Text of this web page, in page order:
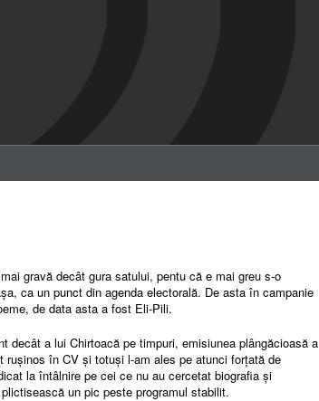
gravă decât gura satului, pentu că e mai greu s-o
ca un punct din agenda electorală. De asta în campanie
de data asta a fost Eli-Pili.
decât a lui Chirtoacă pe timpuri, emisiunea plângăcioasă a
rușinos în CV și totuși l-am ales pe atunci forțată de
la întâlnire pe cei ce nu au cercetat biografia și
un pic peste programul stabilit.